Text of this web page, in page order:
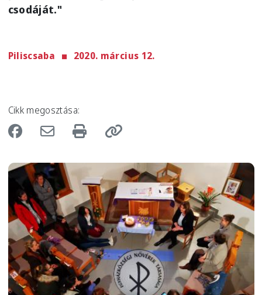
csodáját."
Piliscsaba 2020. március 12.
Cikk megosztása:
Image